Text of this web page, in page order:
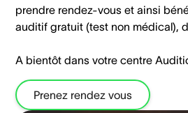
prendre rendez-vous et ainsi
auditif gratuit (test non médical),
A bientôt dans votre centre
Prenez rendez vous